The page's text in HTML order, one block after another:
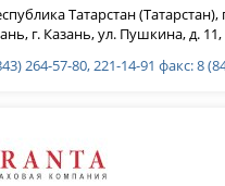
Татарстан (Татарстан),
г. Казань, ул. Пушкина, д.
264-57-80, 221-14-91 факс: 8